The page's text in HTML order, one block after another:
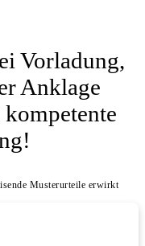
Vorladung,
Anklage
Musterurteile erwirkt